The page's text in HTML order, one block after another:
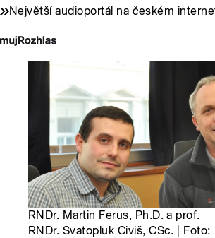
Největší audioportál na českém
RNDr. Martin Ferus, Ph.D. a prof.
RNDr. Svatopluk Civiš, CSc. | Foto: